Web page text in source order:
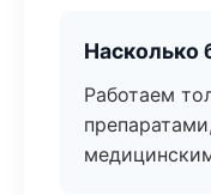
Насколько
Работаем